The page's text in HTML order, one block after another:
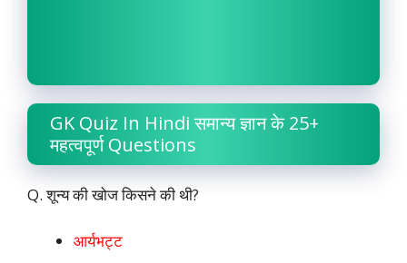
GK Quiz In Hindi समान्य ज्ञान के 25+
महत्वपूर्ण Questions
Q. शून्य की खोज किसने की थी?
आर्यभट्ट